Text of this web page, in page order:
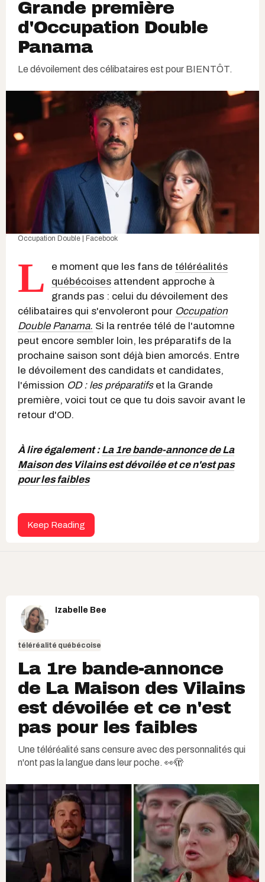
Grande première
d'Occupation Double
Panama
Le dévoilement des célibataires est pour BIENTÔT.
Occupation Double | Facebook
L e moment que les fans de téléréalités
québécoises attendent approche à
grands pas : celui du dévoilement des
célibataires qui s'envoleront pour Occupation
Double Panama. Si la rentrée télé de l'automne
peut encore sembler loin, les préparatifs de la
prochaine saison sont déjà bien amorcés. Entre
le dévoilement des candidats et candidates,
l'émission OD : les préparatifset la Grande
première, voici tout ce que tu dois savoir avant le
retour d'OD.
À lire également :La 1re bande-annonce de La
Maison des Vilains est dévoilée et ce n'est pas
pour les faibles
Keep Reading
Izabelle Bee
téléréalité québécoise
La 1re bande-annonce
de La Maison des Vilains
est dévoilée et ce n'est
pas pour les faibles
Une téléréalité sans censure avec des personnalités qui
n'ont pas la langue dans leur poche. 👀🫣